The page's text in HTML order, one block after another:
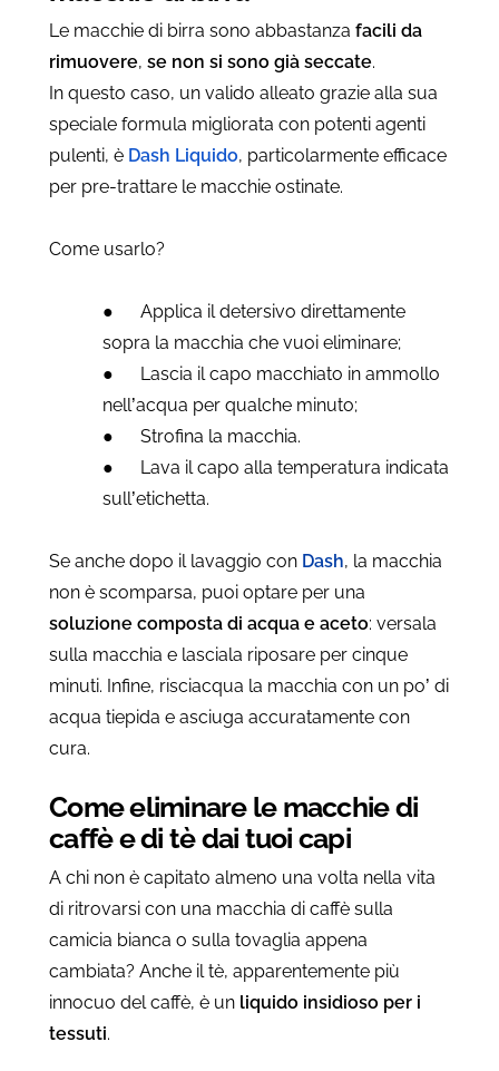
Le macchie di birra sono abbastanza facili da
rimuovere, se non si sono già seccate.
In questo caso, un valido alleato grazie alla sua
speciale formula migliorata con potenti agenti
pulenti, è Dash Liquido, particolarmente efficace
per pre-trattare le macchie ostinate.
Come usarlo?
● Applica il detersivo direttamente
sopra la macchia che vuoi eliminare;
● Lascia il capo macchiato in ammollo
nell’acqua per qualche minuto;
● Strofina la macchia.
● Lava il capo alla temperatura indicata
sull’etichetta.
Se anche dopo il lavaggio con Dash, la macchia
non è scomparsa, puoi optare per una
soluzione composta di acqua e aceto: versala
sulla macchia e lasciala riposare per cinque
minuti. Infine, risciacqua la macchia con un po’ di
acqua tiepida e asciuga accuratamente con
cura.
Come eliminare le macchie di
caffè e di tè dai tuoi capi
A chi non è capitato almeno una volta nella vita
di ritrovarsi con una macchia di caffè sulla
camicia bianca o sulla tovaglia appena
cambiata? Anche il tè, apparentemente più
innocuo del caffè, è un liquido insidioso per i
tessuti.